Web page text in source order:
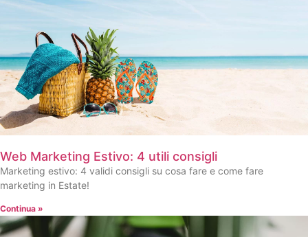
Web Marketing Estivo: 4 utili consigli
Marketing estivo: 4 validi consigli su cosa fare e come fare
marketing in Estate!
Continua »